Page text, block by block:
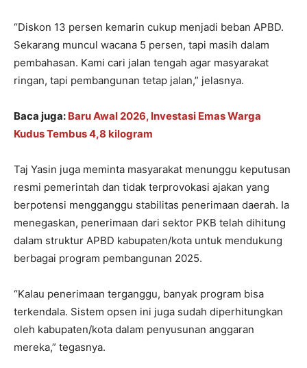
“Diskon 13 persen kemarin cukup menjadi beban APBD.
Sekarang muncul wacana 5 persen, tapi masih dalam
pembahasan. Kami cari jalan tengah agar masyarakat
ringan, tapi pembangunan tetap jalan,” jelasnya.
Baca juga: Baru Awal 2026, Investasi Emas Warga
Kudus Tembus 4,8 kilogram
Taj Yasin juga meminta masyarakat menunggu keputusan
resmi pemerintah dan tidak terprovokasi ajakan yang
berpotensi mengganggu stabilitas penerimaan daerah. Ia
menegaskan, penerimaan dari sektor PKB telah dihitung
dalam struktur APBD kabupaten/kota untuk mendukung
berbagai program pembangunan 2025.
“Kalau penerimaan terganggu, banyak program bisa
terkendala. Sistem opsen ini juga sudah diperhitungkan
oleh kabupaten/kota dalam penyusunan anggaran
mereka,” tegasnya.